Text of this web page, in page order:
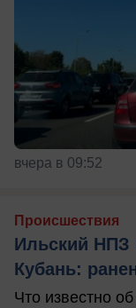
вчера в 09:52
Происшествия
Ильский НПЗ
Кубань:
Что известно